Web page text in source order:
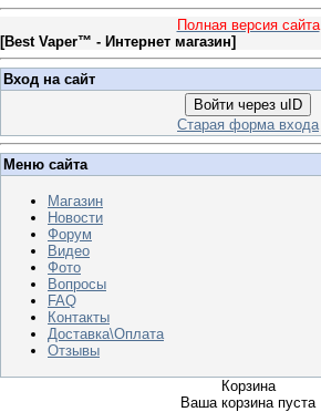
Полная версия сайта
[Best Vaper™ - Интернет магазин]
Вход на сайт
Войти через uID
Старая форма входа
Меню сайта
Магазин
Новости
Форум
Видео
Фото
Вопросы
FAQ
Контакты
Доставка\Оплата
Отзывы
Корзина
Ваша корзина пуста